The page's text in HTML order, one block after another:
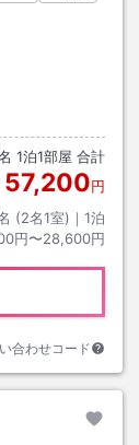
1泊1部屋 合計
57,200円
(2名1室)｜ 1泊
円〜28,600円
合わせコード